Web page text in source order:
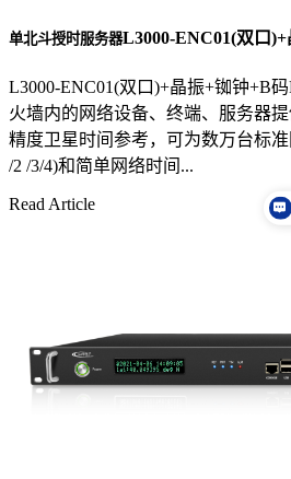
单北斗授时服务器L3000-ENC01(双口
L3000-ENC01(双口)+晶振+铷钟+B
火墙内的网络设备、终端、服务器
精度卫星时间参考，可为数万台标
/2 /3/4)和简单网络时间...
Read Article